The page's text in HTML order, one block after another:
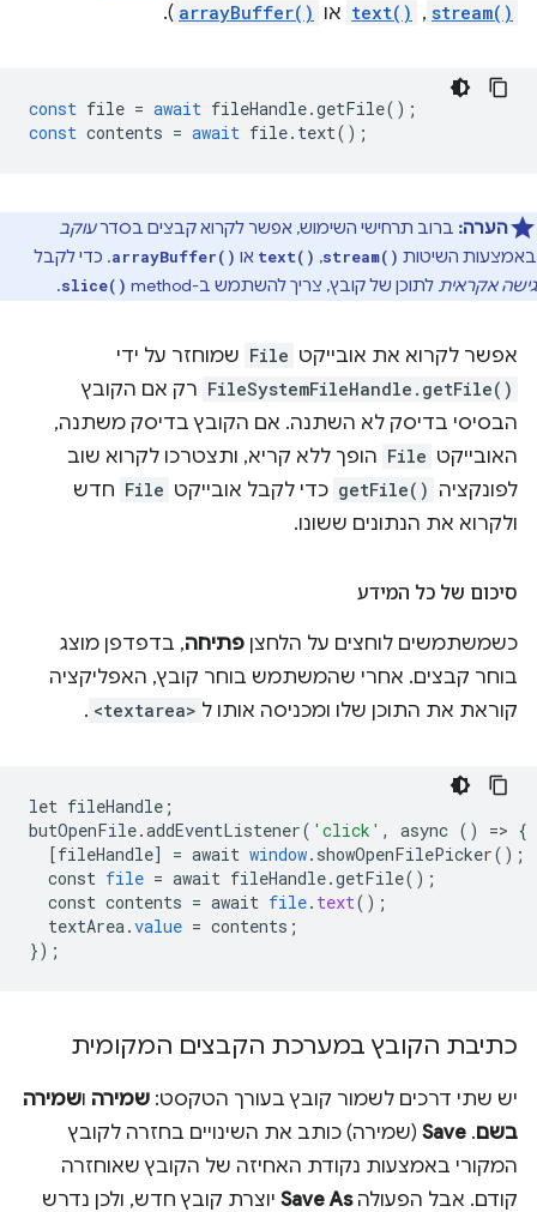
stream()
,‏
text() או arrayBuffer()
).
const file = await fileHandle.getFile();
const contents = await file. text();
הערה: ברוב תרחישי השימוש, אפשר לקרוא קבצים בסדרעוקב
באמצעות השיטות stream()
,
text() או arrayBuffer(). כדי לקבל
גישה אקראית לתוכן של קובץ, צריך להשתמש ב-method ‏ slice()
.
אפשר לקרוא את אובייקט File שמוחזר על ידי
FileSystemFileHandle.getFile() רק אם הקובץ
הבסיסי בדיסק לא השתנה. אם הקובץ בדיסק משתנה,
האובייקט File הופך ללא קריא, ותצטרכו לקרוא שוב
לפונקציה getFile() כדי לקבל אובייקט File חדש
ולקרוא את הנתונים ששונו.
סיכום של כל המידע
כשמשתמשים לוחצים על הלחצן פתיחה, בדפדפן מוצג
בוחר קבצים. אחרי שהמשתמש בוחר קובץ, האפליקציה
קוראת את התוכן שלו ומכניסה אותו ל <textarea>
.
let fileHandle ;
butOpenFile.addEventListener( 'click' , async () => {
[fileHandle] = await window. showOpenFilePicker();
const file = await fileHandle.getFile();
const contents = await file. text();
textArea.value = contents ;
});
כתיבת הקובץ במערכת הקבצים המקומית
יש שתי דרכים לשמור קובץ בעורך הטקסט: שמירה ושמירה
בשם. ‫
Save (שמירה) כותב את השינויים בחזרה לקובץ
המקורי באמצעות נקודת האחיזה של הקובץ שאוחזרה
קודם. אבל הפעולהSave As יוצרת קובץ חדש, ולכן נדרש